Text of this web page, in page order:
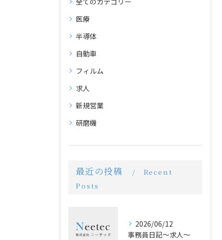
医療
半導体
自動車
フィルム
求人
新規営業
研磨機
最近の投稿
Recent
Posts
2026/06/12
事務員日記〜求人〜